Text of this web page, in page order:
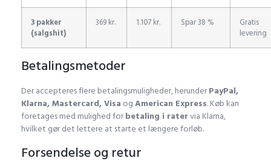
3 pakker
(salgshit)
369 kr. 1.107 kr. Spar 38 %
Gratis
levering
Betalingsmetoder
Der accepteres flere betalingsmuligheder, herunderPayPal,
Klarna, Mastercard, Visa ogAmerican Express. Køb kan
foretages med mulighed forbetaling i ratervia Klarna,
hvilket gør det lettere at starte et længere forløb.
Forsendelse og retur